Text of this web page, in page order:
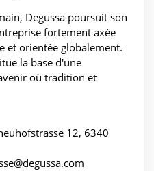
Degussa poursuit son
fortement axée
et orientée globalement.
la base d'une
où tradition et
12, 6340